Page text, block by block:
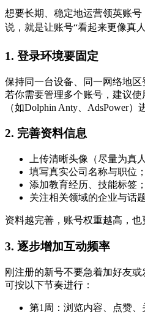
想要长期、稳定地运营领英账
说，就是让账号“看起来更像真
1. 登录环境要固定
保持同一台设备、同一网络地区
若你需要管理多个账号，建议使
（如Dolphin Anty、AdsPower）
2. 完善资料信息
上传清晰头像（尽量为真
填写真实公司名称与职位；
添加教育经历、技能标签；
关注相关领域的企业与话题
资料越完善，账号权重越高，也
3. 逐步增加互动频率
刚注册的新号不要急着加好友或
可按以下节奏进行：
第1周：浏览内容、点赞、